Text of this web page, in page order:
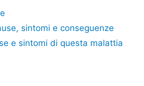
sintomi e conseguenze
e sintomi di questa malattia